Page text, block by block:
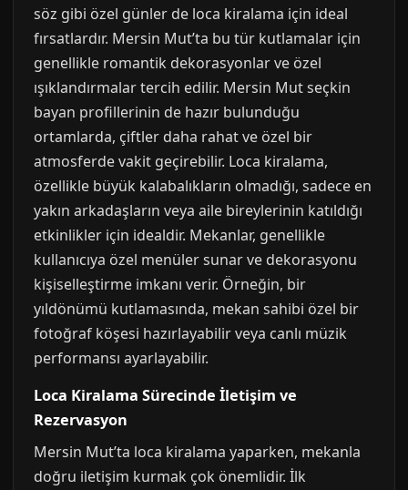
söz gibi özel günler de loca kiralama için ideal
fırsatlardır. Mersin Mut’ta bu tür kutlamalar için
genellikle romantik dekorasyonlar ve özel
ışıklandırmalar tercih edilir. Mersin Mut seçkin
bayan profillerinin de hazır bulunduğu
ortamlarda, çiftler daha rahat ve özel bir
atmosferde vakit geçirebilir. Loca kiralama,
özellikle büyük kalabalıkların olmadığı, sadece en
yakın arkadaşların veya aile bireylerinin katıldığı
etkinlikler için idealdir. Mekanlar, genellikle
kullanıcıya özel menüler sunar ve dekorasyonu
kişiselleştirme imkanı verir. Örneğin, bir
yıldönümü kutlamasında, mekan sahibi özel bir
fotoğraf köşesi hazırlayabilir veya canlı müzik
performansı ayarlayabilir.
Loca Kiralama Sürecinde İletişim ve
Rezervasyon
Mersin Mut’ta loca kiralama yaparken, mekanla
doğru iletişim kurmak çok önemlidir. İlk